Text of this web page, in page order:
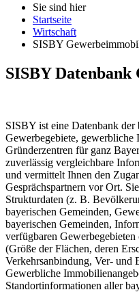
Sie sind hier
Startseite
Wirtschaft
SISBY
SISBY
SISBY ist eine Datenbank
Gewerbegebiete,
Gründerzentren für ganz
zuverlässig vergleichbare
und vermittelt Ihnen den
Gesprächspartnern vor Ort.
Strukturdaten (z. B.
bayerischen Gemeinden,
bayerischen Gemeinden,
verfügbaren
(Größe der Flächen, deren
Verkehrsanbindung, Ver- und
Gewerbliche
Standortinformationen aller